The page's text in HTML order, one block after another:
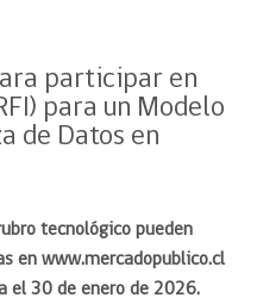
participar en
para un Modelo
de Datos en
tecnológico pueden
en www.mercadopublico.cl
el 30 de enero de 2026.